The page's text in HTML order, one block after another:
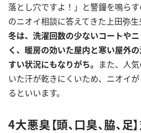
落とし穴ですよ！」と警鐘を鳴ら
のニオイ相談に答えてきた上田弥生
冬は、洗濯回数の少ないコートや
く、暖房の効いた屋内と寒い屋外
すい状況にもなりがち。 また、人
いた汗が乾きにくいため、ニオイ
るといいます。
4大悪臭【頭、口臭、脇、足